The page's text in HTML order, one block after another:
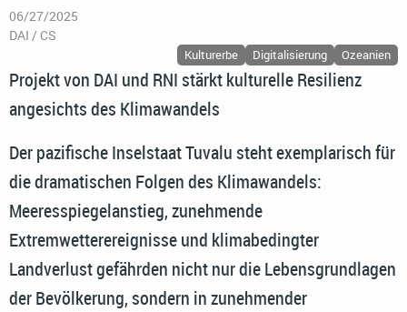
06/27/2025
DAI / CS
Kulturerbe Digitalisierung Ozeanien
Projekt von DAI und RNI stärkt kulturelle Resilienz
angesichts des Klimawandels
Der pazifische Inselstaat Tuvalu steht exemplarisch für
die dramatischen Folgen des Klimawandels:
Meeresspiegelanstieg, zunehmende
Extremwetterereignisse und klimabedingter
Landverlust gefährden nicht nur die Lebensgrundlagen
der Bevölkerung, sondern in zunehmender